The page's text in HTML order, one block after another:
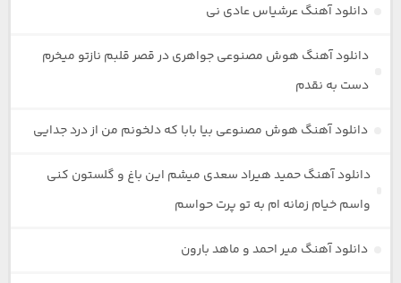
دانلود آهنگ عرشیاس عادی نی
دانلود آهنگ هوش مصنوعی جواهری در قصر قلبم نازتو میخرم
دست به نقدم
دانلود آهنگ هوش مصنوعی بیا بابا که دلخونم من از درد جدایی
دانلود آهنگ حمید هیراد سعدی میشم این باغ و گلستون کنی
واسم خیام زمانه ام به تو پرت حواسم
دانلود آهنگ میر احمد و ماهد بارون